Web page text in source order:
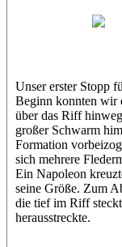
Unser erster Stopp
Beginn konnten wir
über das Riff
großer Schwarm
Formation
sich mehrere
Ein Napoleon
seine Größe. Zum
die tief im Riff
herausstreckte.